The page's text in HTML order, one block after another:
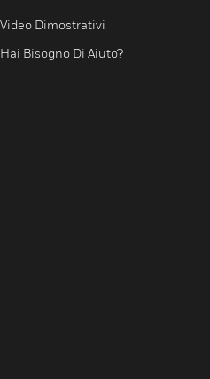
Video Dimostrativi
Hai Bisogno Di Aiuto?